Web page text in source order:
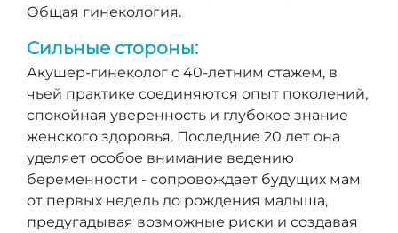
Общая гинекология.
Сильные стороны:
Акушер-гинеколог с 40-летним стажем, в
чьей практике соединяются опыт поколений,
спокойная уверенность и глубокое знание
женского здоровья. Последние 20 лет она
уделяет особое внимание ведению
беременности - сопровождает будущих мам
от первых недель до рождения малыша,
предугадывая возможные риски и создавая